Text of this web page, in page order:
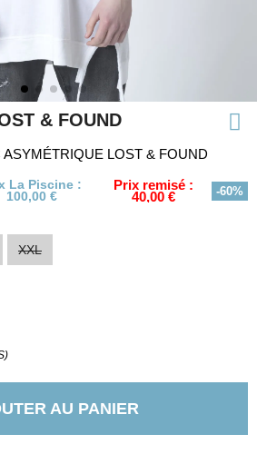
& FOUND
ASYMÉTRIQUE LOST & FOUND
La Piscine :
100,00 €
Prix remisé :
40,00 € -60%
XXL
AU PANIER